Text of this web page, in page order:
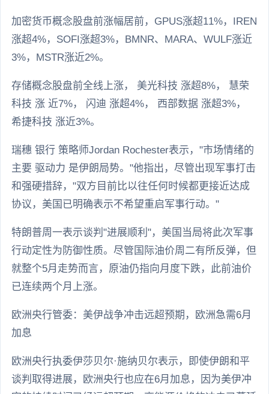
加密货币概念股盘前涨幅居前，GPUS涨超11%，IREN
涨超4%，SOFI涨超3%，BMNR、MARA、WULF涨近
3%，MSTR涨近2%。
存储概念股盘前全线上涨， 美光科技 涨超8%， 慧荣
科技 涨 近7%， 闪迪 涨超4%， 西部数据 涨超3%，
希捷科技 涨近3%。
瑞穗 银行 策略师Jordan Rochester表示，"市场情绪的
主要 驱动力 是伊朗局势。"他指出，尽管出现军事打击
和强硬措辞，"双方目前比以往任何时候都更接近达成
协议，美国已明确表示不希望重启军事行动。"
特朗普周一表示谈判"进展顺利"，美国当局将此次军事
行动定性为防御性质。尽管国际油价周二有所反弹，但
就整个5月走势而言，原油仍指向月度下跌，此前油价
已连续两个月上涨。
欧洲央行管委：美伊战争冲击远超预期，欧洲急需6月
加息
欧洲央行执委伊莎贝尔·施纳贝尔表示，即使伊朗和平
谈判取得进展，欧洲央行也应在6月加息，因为美伊冲